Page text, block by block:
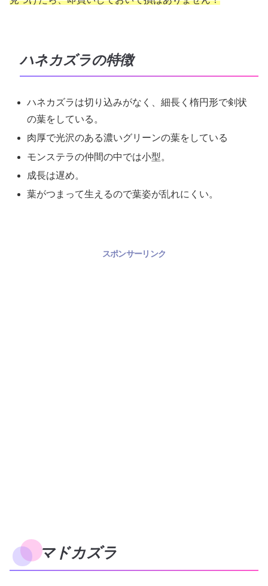
ハネカズラの特徴
ハネカズラは切り込みがなく、細長く楕円形で剣状
の葉をしている。
肉厚で光沢のある濃いグリーンの葉をしている
モンステラの仲間の中では小型。
成長は遅め。
葉がつまって生えるので葉姿が乱れにくい。
スポンサーリンク
マドカズラ